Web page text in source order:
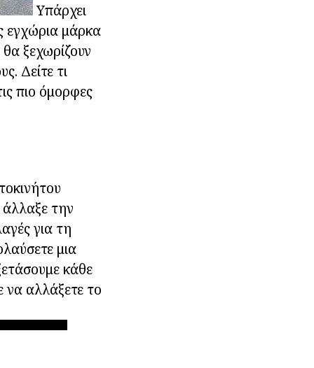
Υπάρχει
εγχώρια μάρκα
ξεχωρίζουν
Δείτε τι
πιο όμορφες
την
για τη
μια
κάθε
να αλλάξετε το